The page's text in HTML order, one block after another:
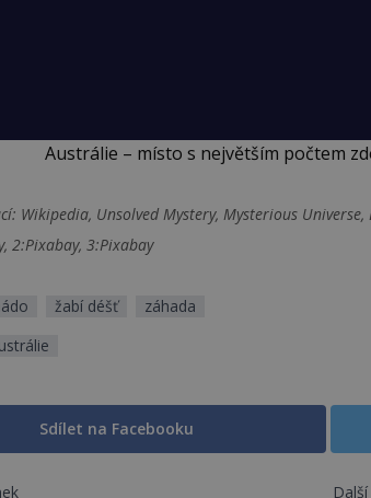
Austrálie – místo s největším počtem
Wikipedia, Unsolved Mystery, Mysterious Universe,
2:Pixabay, 3:Pixabay
žabí déšť
záhada
Sdílet na Facebooku